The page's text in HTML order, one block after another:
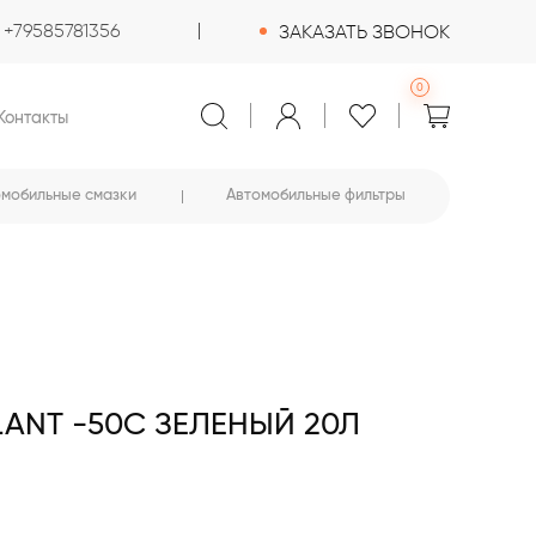
+79585781356 ЗАКАЗАТЬ ЗВОНОК
0
смазки Автомобильные фильтры
-50C ЗЕЛЕНЫЙ 20Л